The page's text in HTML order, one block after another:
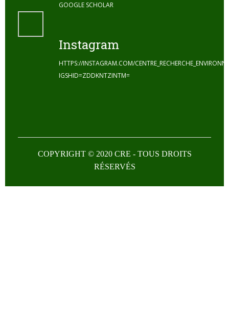
GOOGLE SCHOLAR
Instagram
HTTPS://INSTAGRAM.COM/
IGSHID=ZDDKNTZINTM=
COPYRIGHT © 2020 CRE - TOUS DROITS
RÉSERVÉS